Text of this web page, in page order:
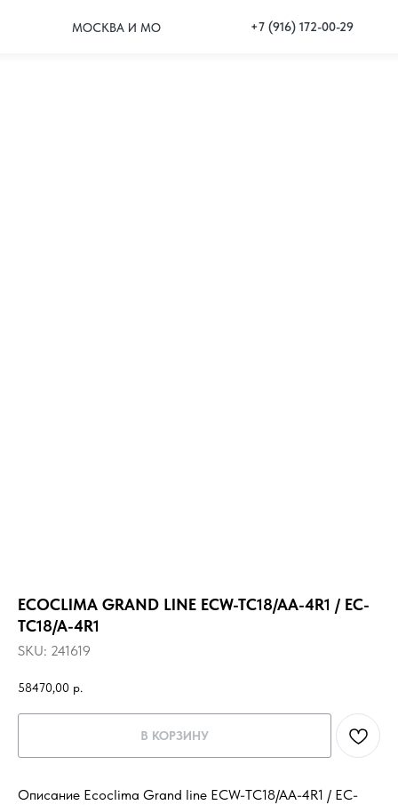
МОСКВА И МО +7 (916) 172-00-29
ECOCLIMA GRAND LINE ECW-TC18/AA-4R1 / EC-
TC18/A-4R1
SKU: 241619
58470,00 р.
В КОРЗИНУ
Описание Ecoclima Grand line ECW-TC18/AA-4R1 / EC-